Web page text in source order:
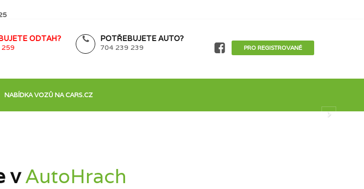
ODTAH? POTŘEBUJETE AUTO?
704 239 239 PRO REGISTROVANÉ
NABÍDKA VOZŮ NA CARS.CZ
vAutoHrach